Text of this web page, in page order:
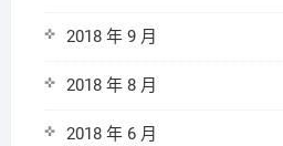
2018 年 9 月
2018 年 8 月
2018 年 6 月